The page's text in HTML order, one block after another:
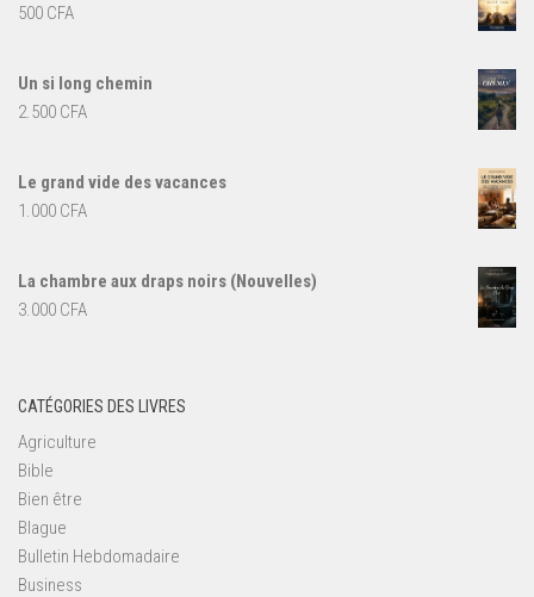
500 CFA
Un si long chemin
2.500 CFA
Le grand vide des vacances
1.000 CFA
La chambre aux draps noirs (Nouvelles)
3.000 CFA
CATÉGORIES DES LIVRES
Agriculture
Bible
Bien être
Blague
Bulletin Hebdomadaire
Business